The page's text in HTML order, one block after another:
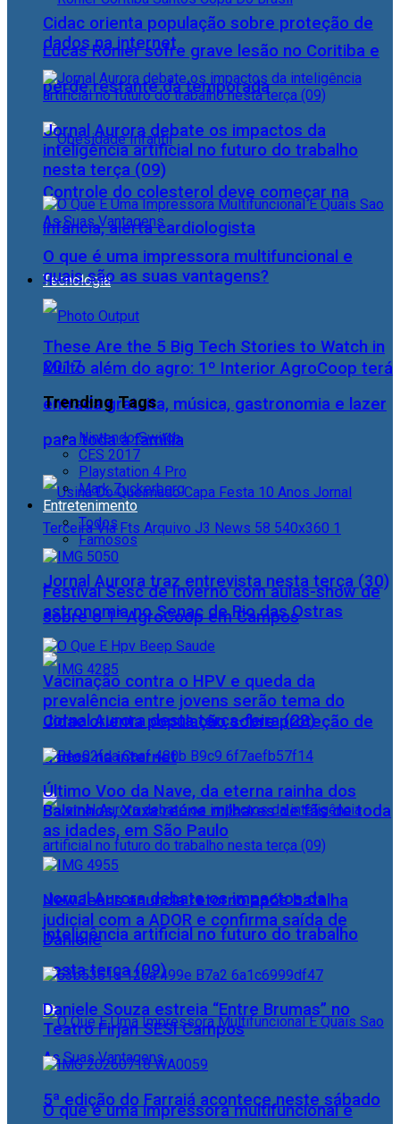
Lucas Ronier sofre grave lesão no Coritiba e
perde restante da temporada
Controle do colesterol deve começar na
infância, alerta cardiologista
Tecnologia
Muito além do agro: 1º Interior AgroCoop terá
entrada gratuita, música, gastronomia e lazer
para toda a família
Jornal Aurora traz entrevista nesta terça (30)
sobre o 1° AgroCoop em Campos
Cidac orienta população sobre proteção de
dados na internet
Jornal Aurora debate os impactos da
inteligência artificial no futuro do trabalho
nesta terça (09)
O que é uma impressora multifuncional e
Cidac orienta população sobre proteção de
dados na internet
Jornal Aurora debate os impactos da
inteligência artificial no futuro do trabalho
nesta terça (09)
O que é uma impressora multifuncional e
quais são as suas vantagens?
These Are the 5 Big Tech Stories to Watch in
2017
Trending Tags
Nintendo Switch
CES 2017
Playstation 4 Pro
Mark Zuckerberg
Entretenimento
Todos
Famosos
Festival Sesc de Inverno com aulas-show de
astronomia no Senac de Rio das Ostras
Vacinação contra o HPV e queda da
prevalência entre jovens serão tema do
Jornal Aurora desta terça-feira (28)
Último Voo da Nave, da eterna rainha dos
Baixinhos, Xuxa reúne milhares de fãs de toda
as idades, em São Paulo
NewJeans anuncia retorno após batalha
judicial com a ADOR e confirma saída de
Danielle
Daniele Souza estreia “Entre Brumas” no
Teatro Firjan SESI Campos
5ª edição do Farraiá acontece neste sábado